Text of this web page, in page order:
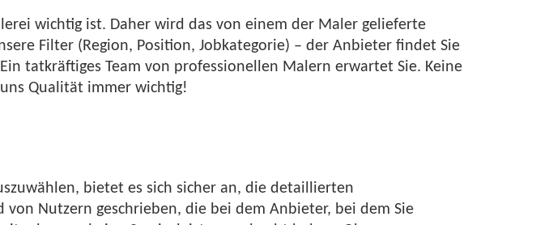
wichtig ist. Daher wird das von einem der Maler gelieferte
Filter (Region, Position, Jobkategorie) – der Anbieter findet Sie
tatkräftiges Team von professionellen Malern erwartet Sie. Keine
Qualität immer wichtig!
bietet es sich sicher an, die detaillierten
Nutzern geschrieben, die bei dem Anbieter, bei dem Sie